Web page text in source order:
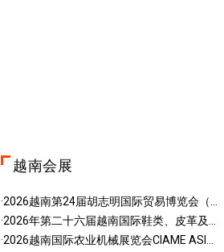
越南会展
·2026越南第24届胡志明国际贸易博览会（...
·2026年第二十六届越南国际鞋类、皮革及...
·2026越南国际农业机械展览会CIAME ASI...